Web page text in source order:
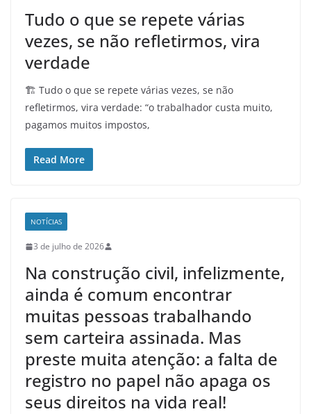
Tudo o que se repete várias
vezes, se não refletirmos, vira
verdade
🏗️ Tudo o que se repete várias vezes, se não
refletirmos, vira verdade: “o trabalhador custa muito,
pagamos muitos impostos,
Read More
NOTÍCIAS
3 de julho de 2026
Na construção civil, infelizmente,
ainda é comum encontrar
muitas pessoas trabalhando
sem carteira assinada. Mas
preste muita atenção: a falta de
registro no papel não apaga os
seus direitos na vida real!